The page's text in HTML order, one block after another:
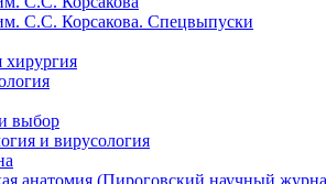
С.С. Корсакова. Спецвыпуски
хирургия
выбор
и вирусология
анатомия (Пироговский научный